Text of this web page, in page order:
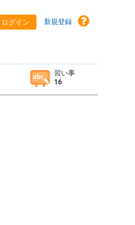
ログイン 新規登録
習い事
16